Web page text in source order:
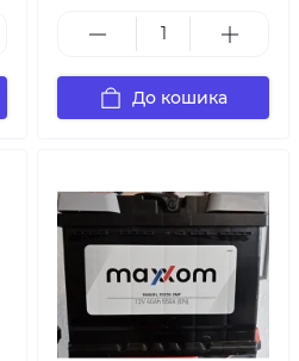
До кошика